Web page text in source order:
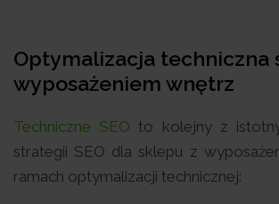
Optymalizacja techniczna
wyposażeniem wnętrz
Techniczne SEO to kolejny z
strategii SEO dla sklepu z
ramach optymalizacji technicznej: